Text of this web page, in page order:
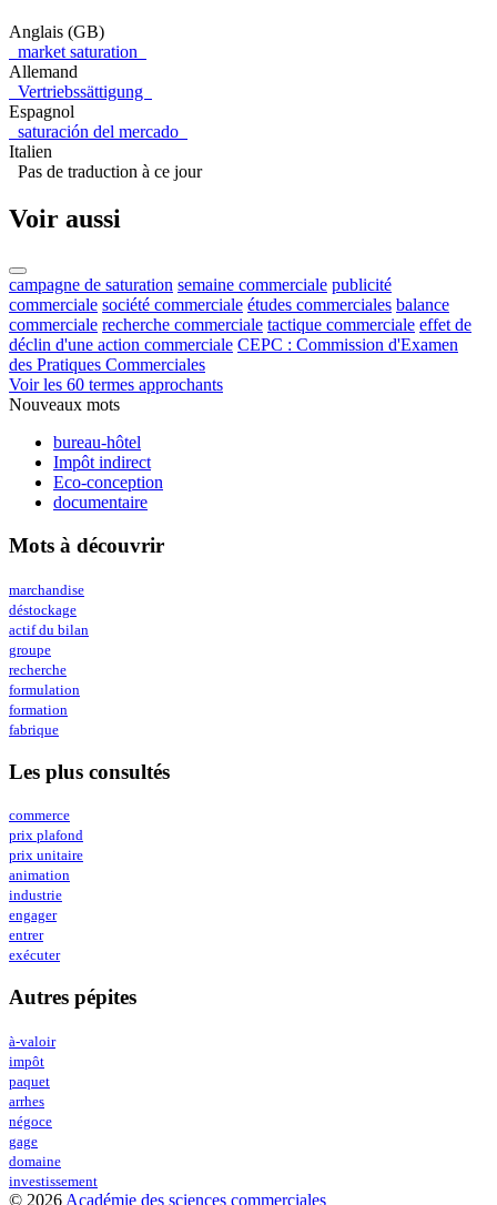
Anglais (GB)
market saturation
Allemand
Vertriebssättigung
Espagnol
saturación del mercado
Italien
Pas de traduction à ce jour
Voir aussi
campagne de saturation semaine commerciale publicité
commerciale société commerciale études commerciales balance
commerciale recherche commerciale tactique commerciale effet de
déclin d'une action commerciale CEPC : Commission d'Examen
des Pratiques Commerciales
Voir les 60 termes approchants
Nouveaux mots
bureau-hôtel
Impôt indirect
Eco-conception
documentaire
Mots à découvrir
marchandise
déstockage
actif du bilan
groupe
recherche
formulation
formation
fabrique
Les plus consultés
commerce
prix plafond
prix unitaire
animation
industrie
engager
entrer
exécuter
Autres pépites
à-valoir
impôt
paquet
arrhes
négoce
gage
domaine
investissement
© 2026 Académie des sciences commerciales